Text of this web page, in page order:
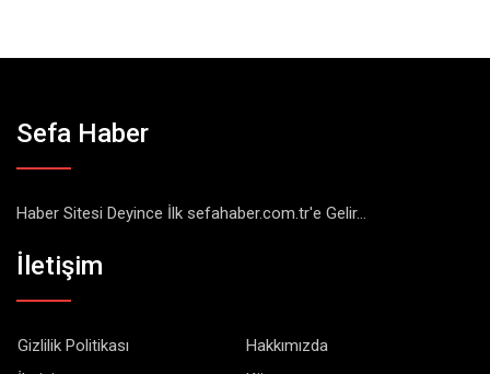
Sefa Haber
Haber Sitesi Deyince İlk sefahaber.com.tr'e Gelir...
İletişim
Gizlilik Politikası
Hakkımızda